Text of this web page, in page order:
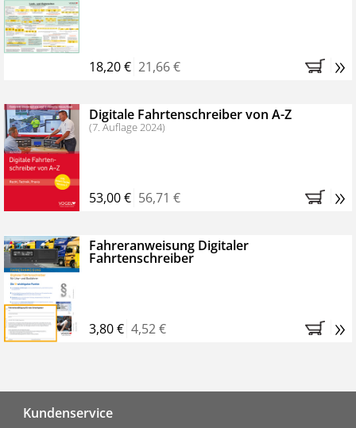
Bestellen Sie jetzt das VerkehrsRundschau Profipaket im
Kennenlern-Abo für zwei Monate (inkl. der derzeitig
Monaten brauchen Sie nichts weiter tun, das
Abonnement endet automatisch, es entstehen keine
weiteren Verpflichtungen.
18,20 € 21,66 € »
Digitale Fahrtenschreiber von A-Z
(7. Auflage 2024)
53,00 € 56,71 € »
Fahreranweisung Digitaler
Fahrtenschreiber
3,80 € 4,52 € »
Kundenservice